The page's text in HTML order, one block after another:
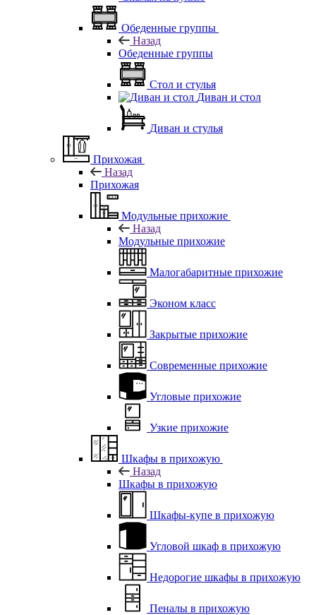
Обеденные группы
Назад
Обеденные группы
Стол и стулья
Диван и стол
Диван и стулья
Прихожая
Назад
Прихожая
Модульные прихожие
Назад
Модульные прихожие
Малогабаритные прихожие
Эконом класс
Закрытые прихожие
Современные прихожие
Угловые прихожие
Узкие прихожие
Шкафы в прихожую
Назад
Шкафы в прихожую
Шкафы-купе в прихожую
Угловой шкаф в прихожую
Недорогие шкафы в прихожую
Пеналы в прихожую